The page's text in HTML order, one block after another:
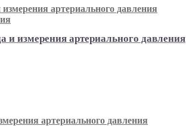
и измерения артериального давления
артериального давления